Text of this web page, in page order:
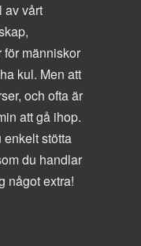
av vårt
människor
kul. Men att
och ofta är
att gå ihop.
stötta
du handlar
något extra!